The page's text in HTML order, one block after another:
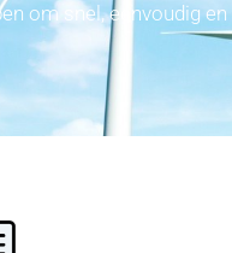
om snel, eenvoudig